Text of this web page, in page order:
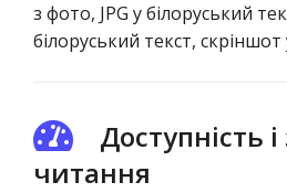
з фото, JPG у білоруський
білоруський текст, скріншот
Доступність
читання